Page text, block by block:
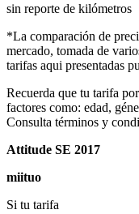
sin reporte de kilómetros
*La comparación de
mercado, tomada de
tarifas aqui presentadas
Recuerda que tu tarifa
factores como: edad,
Consulta términos y
Attitude SE 2017
miituo
Si tu tarifa